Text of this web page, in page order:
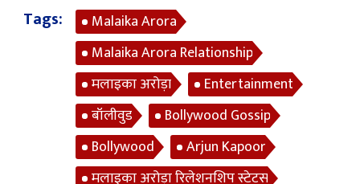
Tags:
Malaika Arora
Malaika Arora Relationship
मलाइका अरोड़ा
Entertainment
बॉलीवुड
Bollywood Gossip
Bollywood
Arjun Kapoor
मलाइका अरोड़ा रिलेशनशिप स्टेटस